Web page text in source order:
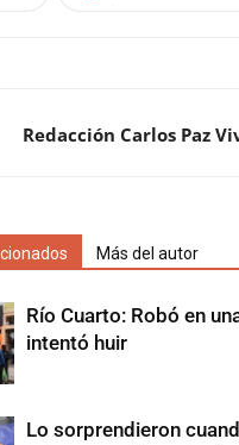
Redacción Carlos Paz
Más del autor
Río Cuarto: Robó en
intentó huir
Lo sorprendieron